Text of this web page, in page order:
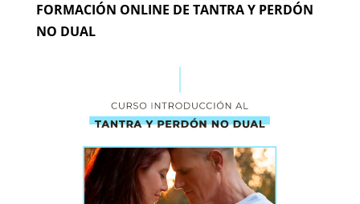
FORMACIÓN ONLINE DE TANTRA Y PERDÓN
NO DUAL